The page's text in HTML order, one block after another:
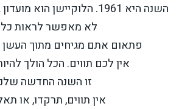
השנה היא 1961. הלוקיישן הוא
לא מאפשר לראות
פתאום אתם מגיחים מתוך
אין לכם תווים. הכל הולך
זו השנה החדשה
אין תווים, תרקדו, או